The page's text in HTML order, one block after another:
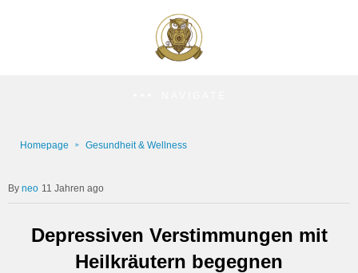
Homepage Gesundheit & Wellness
neo 11 Jahren ago
Depressiven Verstimmungen mit
Heilkräutern begegnen